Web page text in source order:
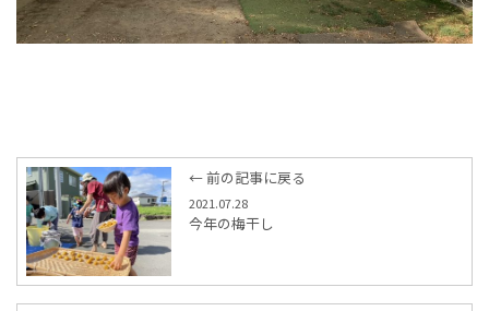
← 前の記事に戻る
2021.07.28
今年の梅干し